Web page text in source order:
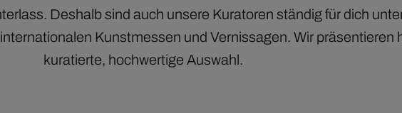
Deshalb sind auch unsere Kuratoren ständig für dich
Kunstmessen und Vernissagen. Wir präsentieren
kuratierte, hochwertige Auswahl.